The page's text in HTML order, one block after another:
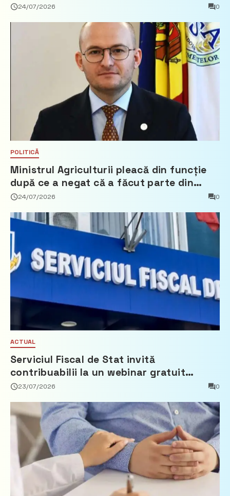
24/07/2026 0
POLITICĂ
Ministrul Agriculturii pleacă din funcție
după ce a negat că a făcut parte din
Partidul Democrat
24/07/2026 0
ACTUAL
Serviciul Fiscal de Stat invită
contribuabilii la un webinar gratuit
privind calculul impozitului pe bunurile
23/07/2026 0